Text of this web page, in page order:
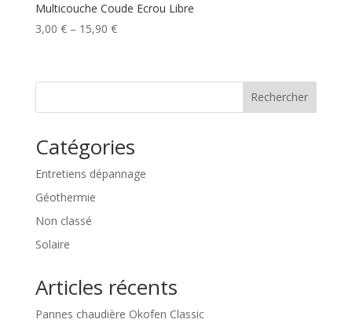
Multicouche Coude Ecrou Libre
3,00 €– 15,90 €
Rechercher
Catégories
Entretiens dépannage
Géothermie
Non classé
Solaire
Articles récents
Pannes chaudière Okofen Classic